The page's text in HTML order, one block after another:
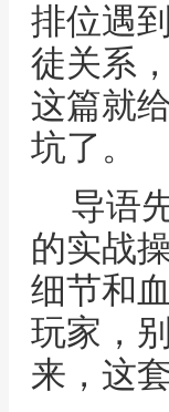
排位遇
徒关系
这篇就
坑了。
导语
的实战
细节和
玩家，
来，这